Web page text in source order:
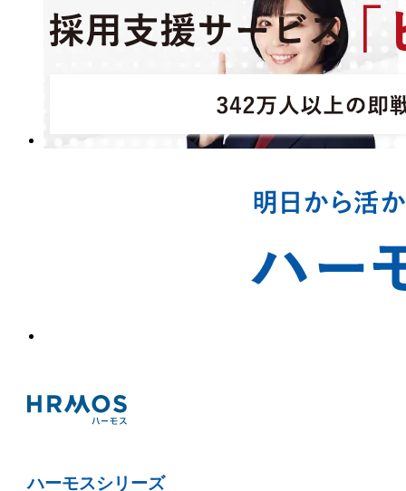
ハーモスシリーズ